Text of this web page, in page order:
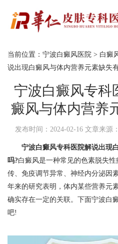
当前位置： 宁波白癜风医院 > 白癜
说出现白癜风与体内营养元素缺失
宁波白癜风专科
癜风与体内营养
发布时间：2024-02-16 文章来源
宁波白癜风专科医院解说出现
吗?白癜风是一种常见的色素脱失
传、免疫调节异常、神经内分泌因
年来的研究表明，体内某些营养元
确实存在一定的关联。下面宁波白
吧!